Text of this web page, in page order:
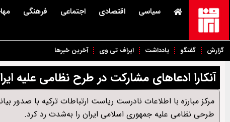
سیاسی اقتصادی اجتماعی فرهنگی
گزارش گفتگو یادداشت ایراف تی وی آخرین خبرها
آنکارا ادعاهای مشارکت در طرح نظامی علیه
مرکز مبارزه با اطلاعات نادرست ریاست ارتباطات ترکیه با صدور
طرحی نظامی علیه جمهوری اسلامی ایران را به‌شدت رد کرد.